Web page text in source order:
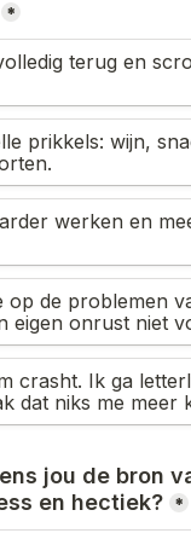
*
terug en
prikkels: wijn,
werken en
op de problemen
eigen onrust niet
crasht. Ik ga
dat niks me meer
jou de bron
en hectiek? *